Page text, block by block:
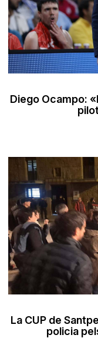
Diego Ocampo:
La CUP de
policia